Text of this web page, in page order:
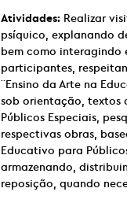
Atividades: Realizar
psíquico, explanando
bem como interagindo
participantes,
¨Ensino da Arte na
sob orientação, textos
Públicos Especiais,
respectivas obras,
Educativo para
armazenando,
reposição, quando